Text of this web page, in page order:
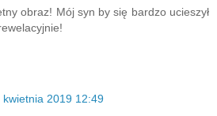
obraz! Mój syn by się bardzo ucieszył
kwietnia 2019 12:49